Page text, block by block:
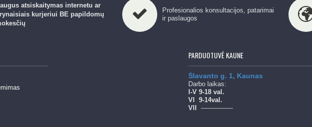
atsiskaitymas internetu ar
kurjeriui BE papildomų
Profesionalios konsultacijos, patarimai
ir paslaugos
PARDUOTUVĖ KAUNE
Šlavanto g. 1, Kaunas
Darbo laikas:
l-V 9-18 val.
Vl
9-14val.
Vll
----------------